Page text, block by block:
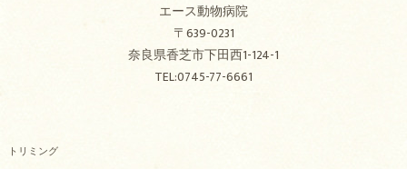
エース動物病院
〒639-0231
奈良県香芝市下田西1-124-1
TEL:0745-77-6661
トリミング